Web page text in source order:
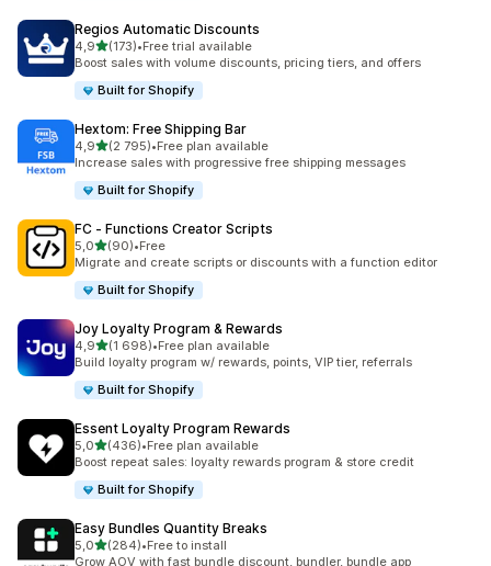
Regios Automatic Discounts
4,9/ 5 tähteä
(173)
173 arvostelua yhteensä
•Free trial available
Boost sales with volume discounts, pricing tiers, and offers
Built for Shopify
Hextom: Free Shipping Bar
4,9/ 5 tähteä
(2 795)
2795 arvostelua yhteensä
•Free plan available
Increase sales with progressive free shipping messages
Built for Shopify
FC ‑ Functions Creator Scripts
5,0/ 5 tähteä
(90)
90 arvostelua yhteensä
•Free
Migrate and create scripts or discounts with a function editor
Built for Shopify
Joy Loyalty Program & Rewards
4,9/ 5 tähteä
(1 698)
1698 arvostelua yhteensä
•Free plan available
Build loyalty program w/ rewards, points, VIP tier, referrals
Built for Shopify
Essent Loyalty Program Rewards
5,0/ 5 tähteä
(436)
436 arvostelua yhteensä
•Free plan available
Boost repeat sales: loyalty rewards program & store credit
Built for Shopify
Easy Bundles Quantity Breaks
5,0/ 5 tähteä
(284)
284 arvostelua yhteensä
•Free to install
Grow AOV with fast bundle discount, bundler, bundle app